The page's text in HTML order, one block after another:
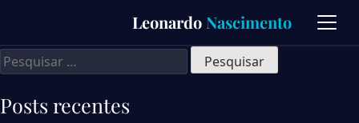
content
Leonardo Nascimento
Pesquisar
por:
Posts recentes